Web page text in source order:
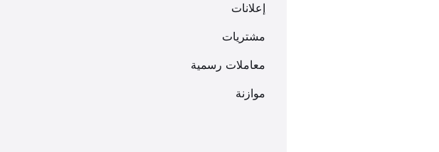
إعلانات
مشتريات
معاملات رسمية
موازنة